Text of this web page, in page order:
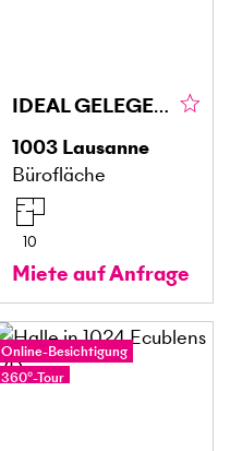
IDEAL GELEGEN HELLE OBERFLÄCHE
1003 Lausanne
Bürofläche
10
Miete auf Anfrage
Online-Besichtigung
360°-Tour